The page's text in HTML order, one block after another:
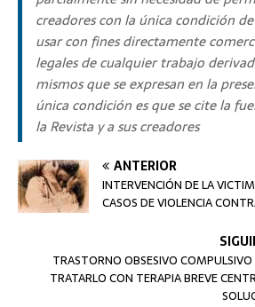
creadores con la única condición
usar con fines directamente
legales de cualquier trabajo
mismos que se expresan en la
única condición es que se cite la
la Revista y a sus creadores
ANTERIOR
INTERVENCIÓN DE LA
CASOS DE VIOLENCIA
TRASTORNO OBSESIVO
TRATARLO CON TERAPIA BREVE